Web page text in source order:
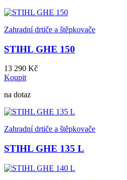
Zahradní drtiče a štěpkovače
STIHL GHE 150
13 290 Kč
Koupit
na dotaz
Zahradní drtiče a štěpkovače
STIHL GHE 135 L